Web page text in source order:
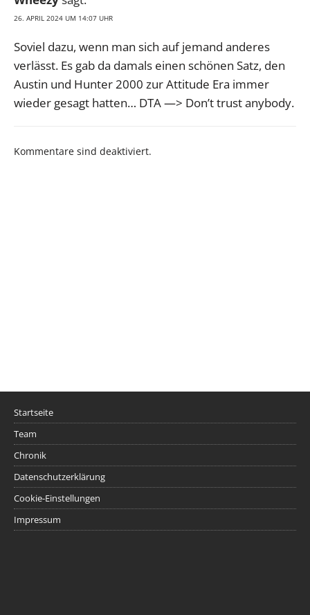
26. APRIL 2024 UM 14:07 UHR
Soviel dazu, wenn man sich auf jemand anderes
verlässt. Es gab da damals einen schönen Satz, den
Austin und Hunter 2000 zur Attitude Era immer
wieder gesagt hatten… DTA —> Don’t trust anybody.
Kommentare sind deaktiviert.
Startseite
Team
Chronik
Datenschutzerklärung
Cookie-Einstellungen
Impressum